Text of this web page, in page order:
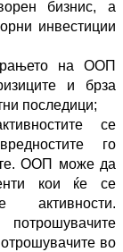
бизнис, а
инвестиции
на ООП
и брза
последици;
се
го
ООП може да
кои ќе се
активности.
во